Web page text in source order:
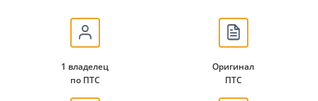
1 владелец
по ПТС
Оригинал
ПТС